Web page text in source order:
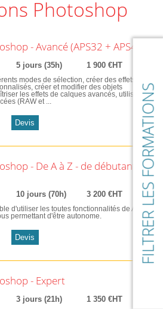
Photoshop
FILTRER LES FORMATIONS
- Avancé (APS32 + APS43)
5 jours (35h) 1 900 €HT
modes de sélection, créer des effets
créer et modifier des objets
les effets de calques avancés, utiliser des
(RAW et ...
Devis
- De A à Z - de débutant à
10 jours (70h) 3 200 €HT
d'utiliser les toutes fonctionnalités de ADOBE
permettant d'être autonome.
Devis
- Expert
3 jours (21h) 1 350 €HT